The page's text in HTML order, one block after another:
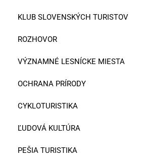
KLUB SLOVENSKÝCH TURISTOV
ROZHOVOR
VÝZNAMNÉ LESNÍCKE MIESTA
OCHRANA PRÍRODY
CYKLOTURISTIKA
ĽUDOVÁ KULTÚRA
PEŠIA TURISTIKA